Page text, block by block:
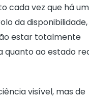
cada vez que há
da disponibilidade,
estar totalmente
quanto ao estado
visível, mas de